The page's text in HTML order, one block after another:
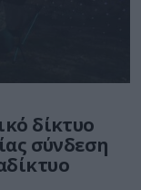
δίκτυο
σύνδεση